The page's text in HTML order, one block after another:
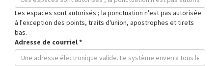
Les espaces sont autorisés ; la ponctuation n'est pas autorisée
à l'exception des points, traits d'union, apostrophes et tirets
bas.
Adresse de courriel*